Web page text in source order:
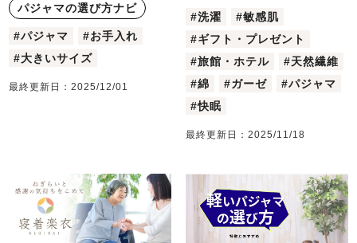
パジャマの選び方ナビ
#パジャマ
#お手入れ
#大きいサイズ
最終更新日：2025/12/01
#洗濯
#敏感肌
#ギフト・プレゼント
#旅館・ホテル
#天然繊維
#綿
#ガーゼ
#パジャマ
#快眠
最終更新日： 2025/11/18